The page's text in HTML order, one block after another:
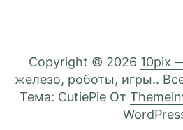
Copyright © 2026 10pix
железо, роботы, игры..
Тема: CutiePie От